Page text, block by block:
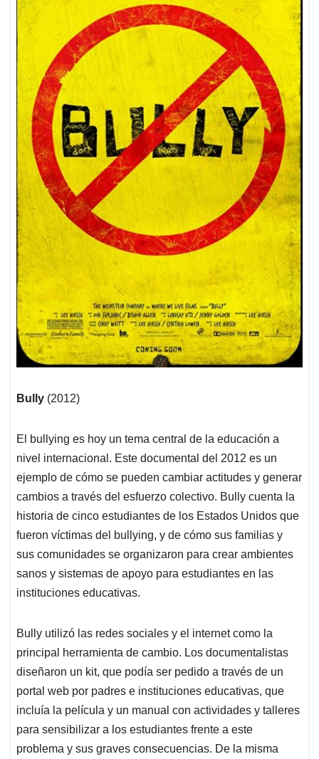
Bully (2012)
El bullying es hoy un tema central de la educación a
nivel internacional. Este documental del 2012 es un
ejemplo de cómo se pueden cambiar actitudes y generar
cambios a través del esfuerzo colectivo. Bully cuenta la
historia de cinco estudiantes de los Estados Unidos que
fueron víctimas del bullying, y de cómo sus familias y
sus comunidades se organizaron para crear ambientes
sanos y sistemas de apoyo para estudiantes en las
instituciones educativas.
Bully utilizó las redes sociales y el internet como la
principal herramienta de cambio. Los documentalistas
diseñaron un kit, que podía ser pedido a través de un
portal web por padres e instituciones educativas, que
incluía la película y un manual con actividades y talleres
para sensibilizar a los estudiantes frente a este
problema y sus graves consecuencias. De la misma